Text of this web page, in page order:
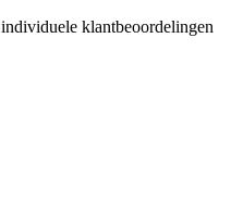
individuele klantbeoordelingen